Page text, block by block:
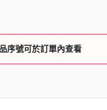
序號可於訂單內查看